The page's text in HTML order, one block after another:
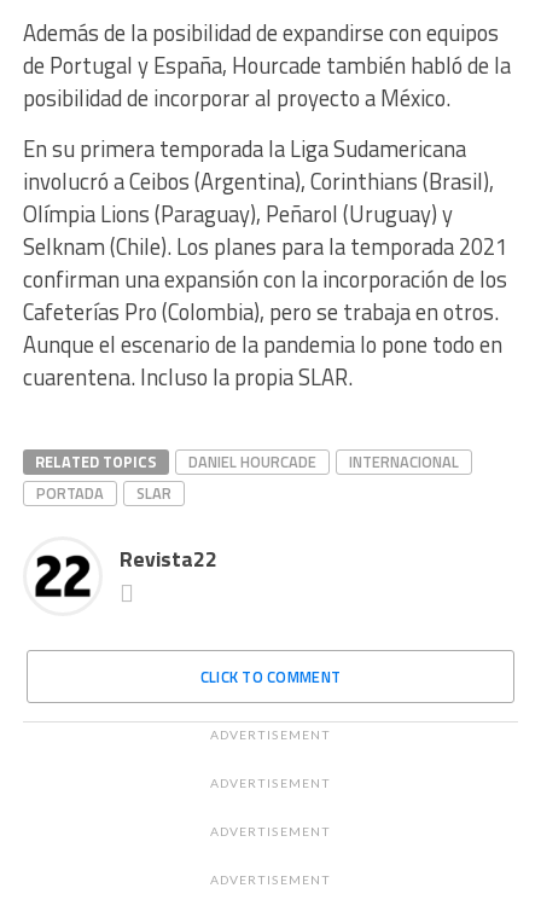
Además de la posibilidad de expandirse con equipos
de Portugal y España, Hourcade también habló de la
posibilidad de incorporar al proyecto a México.
En su primera temporada la Liga Sudamericana
involucró a Ceibos (Argentina), Corinthians (Brasil),
Olímpia Lions (Paraguay), Peñarol (Uruguay) y
Selknam (Chile). Los planes para la temporada 2021
confirman una expansión con la incorporación de los
Cafeterías Pro (Colombia), pero se trabaja en otros.
Aunque el escenario de la pandemia lo pone todo en
cuarentena. Incluso la propia SLAR.
RELATED TOPICS DANIEL HOURCADE
INTERNACIONAL
PORTADA
SLAR
Revista22
CLICK TO COMMENT
ADVERTISEMENT
ADVERTISEMENT
ADVERTISEMENT
ADVERTISEMENT